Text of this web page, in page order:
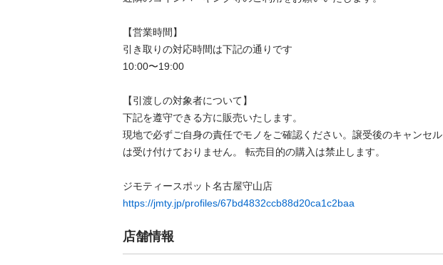
【営業時間】
引き取りの対応時間は下記の通りです
10:00〜19:00
【引渡しの対象者について】
下記を遵守できる⽅に販売いたします。
現地で必ずご⾃⾝の責任でモノをご確認ください。譲受後のキャンセル
は受け付けておりません。 転売⽬的の購⼊は禁⽌します。
https://jmty.jp/profiles/67bd4832ccb88d20ca1c2baa
店舗情報